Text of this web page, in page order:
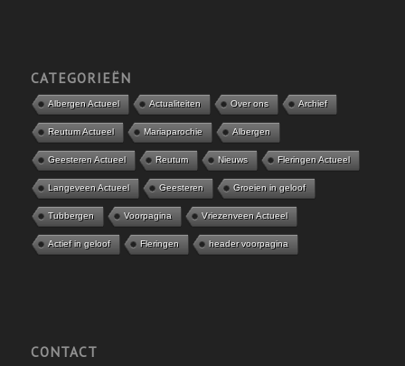
CATEGORIEËN
Albergen Actueel Actualiteiten Over ons Archief
Reutum Actueel Mariaparochie Albergen
Geesteren Actueel Reutum Nieuws Fleringen Actueel
Langeveen Actueel Geesteren Groeien in geloof
Tubbergen Voorpagina Vriezenveen Actueel
Actief in geloof Fleringen header voorpagina
CONTACT